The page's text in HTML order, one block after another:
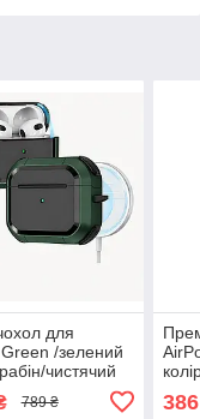
для
/зелений
чистячий
789 ₴